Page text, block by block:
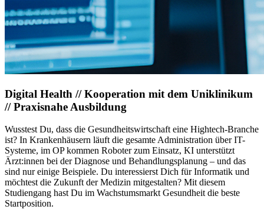
Digital Health // Kooperation mit dem Uniklinikum
// Praxisnahe Ausbildung
Wusstest Du, dass die Gesundheitswirtschaft eine Hightech-Branche
ist? In Krankenhäusern läuft die gesamte Administration über IT-
Systeme, im OP kommen Roboter zum Einsatz, KI unterstützt
Ärzt:innen bei der Diagnose und Behandlungsplanung – und das
sind nur einige Beispiele. Du interessierst Dich für Informatik und
möchtest die Zukunft der Medizin mitgestalten? Mit diesem
Studiengang hast Du im Wachstumsmarkt Gesundheit die beste
Startposition.